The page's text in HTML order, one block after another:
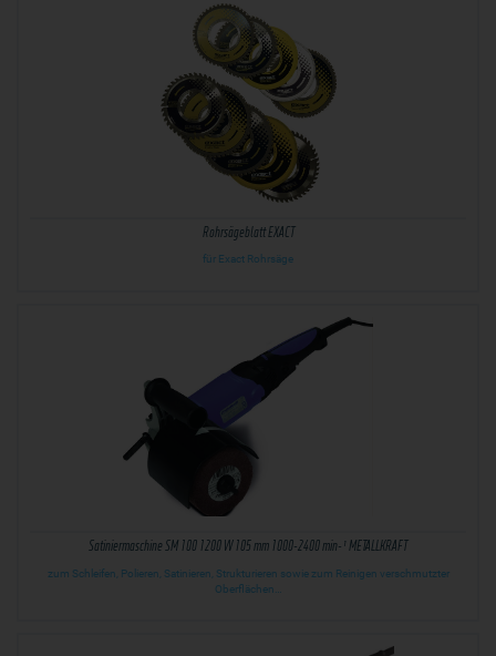
Rohrsägeblatt EXACT
für Exact Rohrsäge
Satiniermaschine SM 100 1200 W 105 mm 1000-2400 min-¹ METALLKRAFT
zum Schleifen, Polieren, Satinieren, Strukturieren sowie zum Reinigen verschmutzter
Oberflächen…